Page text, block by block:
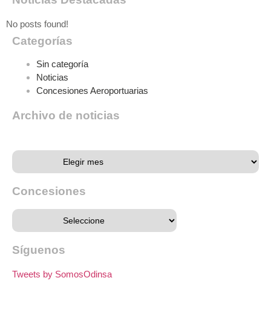
No posts found!
Categorías
Sin categoría
Noticias
Concesiones Aeroportuarias
Archivo de noticias
Concesiones
Síguenos
Tweets by SomosOdinsa